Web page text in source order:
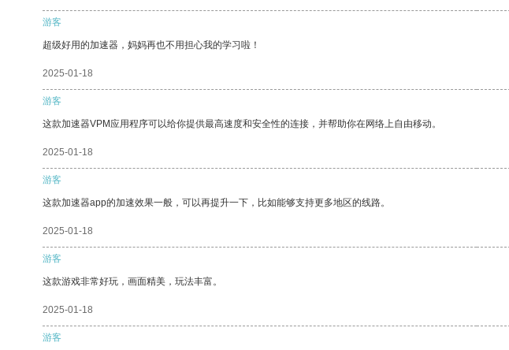
游客
超级好用的加速器，妈妈再也不用担心我的学习啦！
2025-01-18
游客
这款加速器VPM应用程序可以给你提供最高速度和安全性的连接，并帮助你在网络上自由移动。
2025-01-18
游客
这款加速器app的加速效果一般，可以再提升一下，比如能够支持更多地区的线路。
2025-01-18
游客
这款游戏非常好玩，画面精美，玩法丰富。
2025-01-18
游客